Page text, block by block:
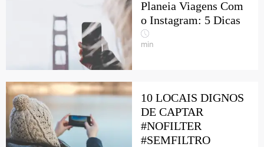
Planeia Viagens Com
o Instagram: 5 Dicas
min
10 LOCAIS DIGNOS
DE CAPTAR
#NOFILTER
#SEMFILTRO